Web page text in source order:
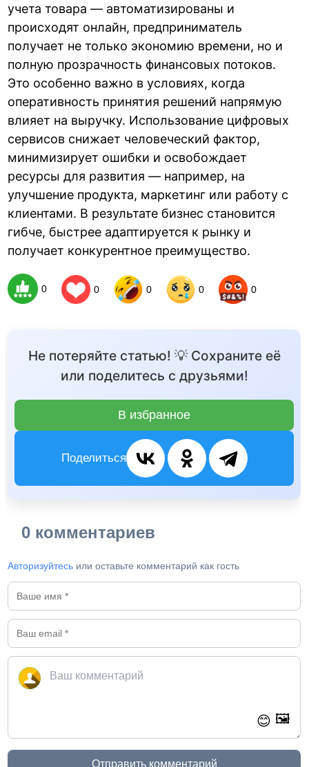
учета товара — автоматизированы и
происходят онлайн, предприниматель
получает не только экономию времени, но и
полную прозрачность финансовых потоков.
Это особенно важно в условиях, когда
оперативность принятия решений напрямую
влияет на выручку. Использование цифровых
сервисов снижает человеческий фактор,
минимизирует ошибки и освобождает
ресурсы для развития — например, на
улучшение продукта, маркетинг или работу с
клиентами. В результате бизнес становится
гибче, быстрее адаптируется к рынку и
получает конкурентное преимущество.
0 0 0 0 0
Не потеряйте статью! 💡 Сохраните её
или поделитесь с друзьями!
В избранное
Поделиться
0 комментариев
Авторизуйтесь или оставьте комментарий как гость
😊 🖼️
Отправить комментарий